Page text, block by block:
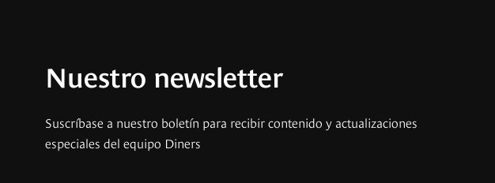
Nuestro newsletter
Suscríbase a nuestro boletín para recibir contenido y actualizaciones
especiales del equipo Diners